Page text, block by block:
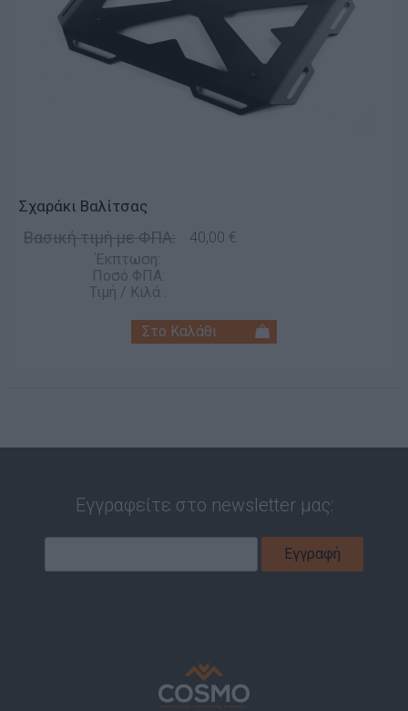
Σχαράκι Βαλίτσας
Βασική τιμή με ΦΠΑ: 40,00 €
Έκπτωση:
Ποσό ΦΠΑ:
Τιμή / Κιλά :
Εγγραφείτε στο newsletter μας: